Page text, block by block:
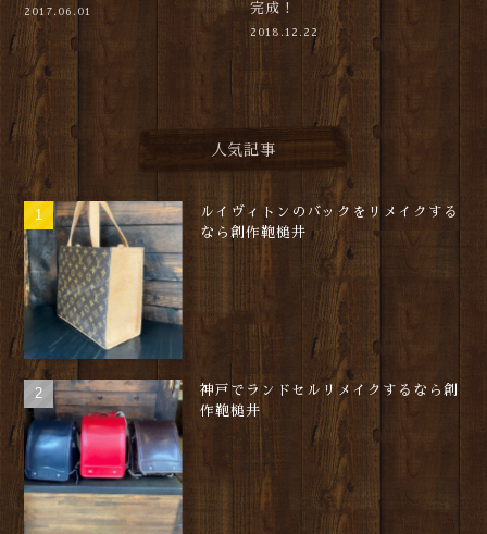
2017.06.01 完成！
2018.12.22
人気記事
ルイヴィトンのバックをリメイクする
なら創作鞄槌井
神戸でランドセルリメイクするなら創
作鞄槌井